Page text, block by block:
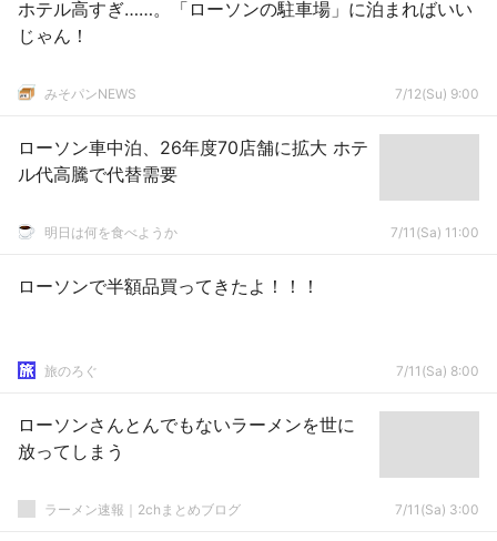
ホテル高すぎ……。「ローソンの駐車場」に泊まればいい
じゃん！
みそパンNEWS 7/12(Su) 9:00
ローソン車中泊、26年度70店舗に拡大 ホテ
ル代高騰で代替需要
明日は何を食べようか 7/11(Sa) 11:00
ローソンで半額品買ってきたよ！！！
旅のろぐ 7/11(Sa) 8:00
ローソンさんとんでもないラーメンを世に
放ってしまう
ラーメン速報｜2chまとめブログ 7/11(Sa) 3:00